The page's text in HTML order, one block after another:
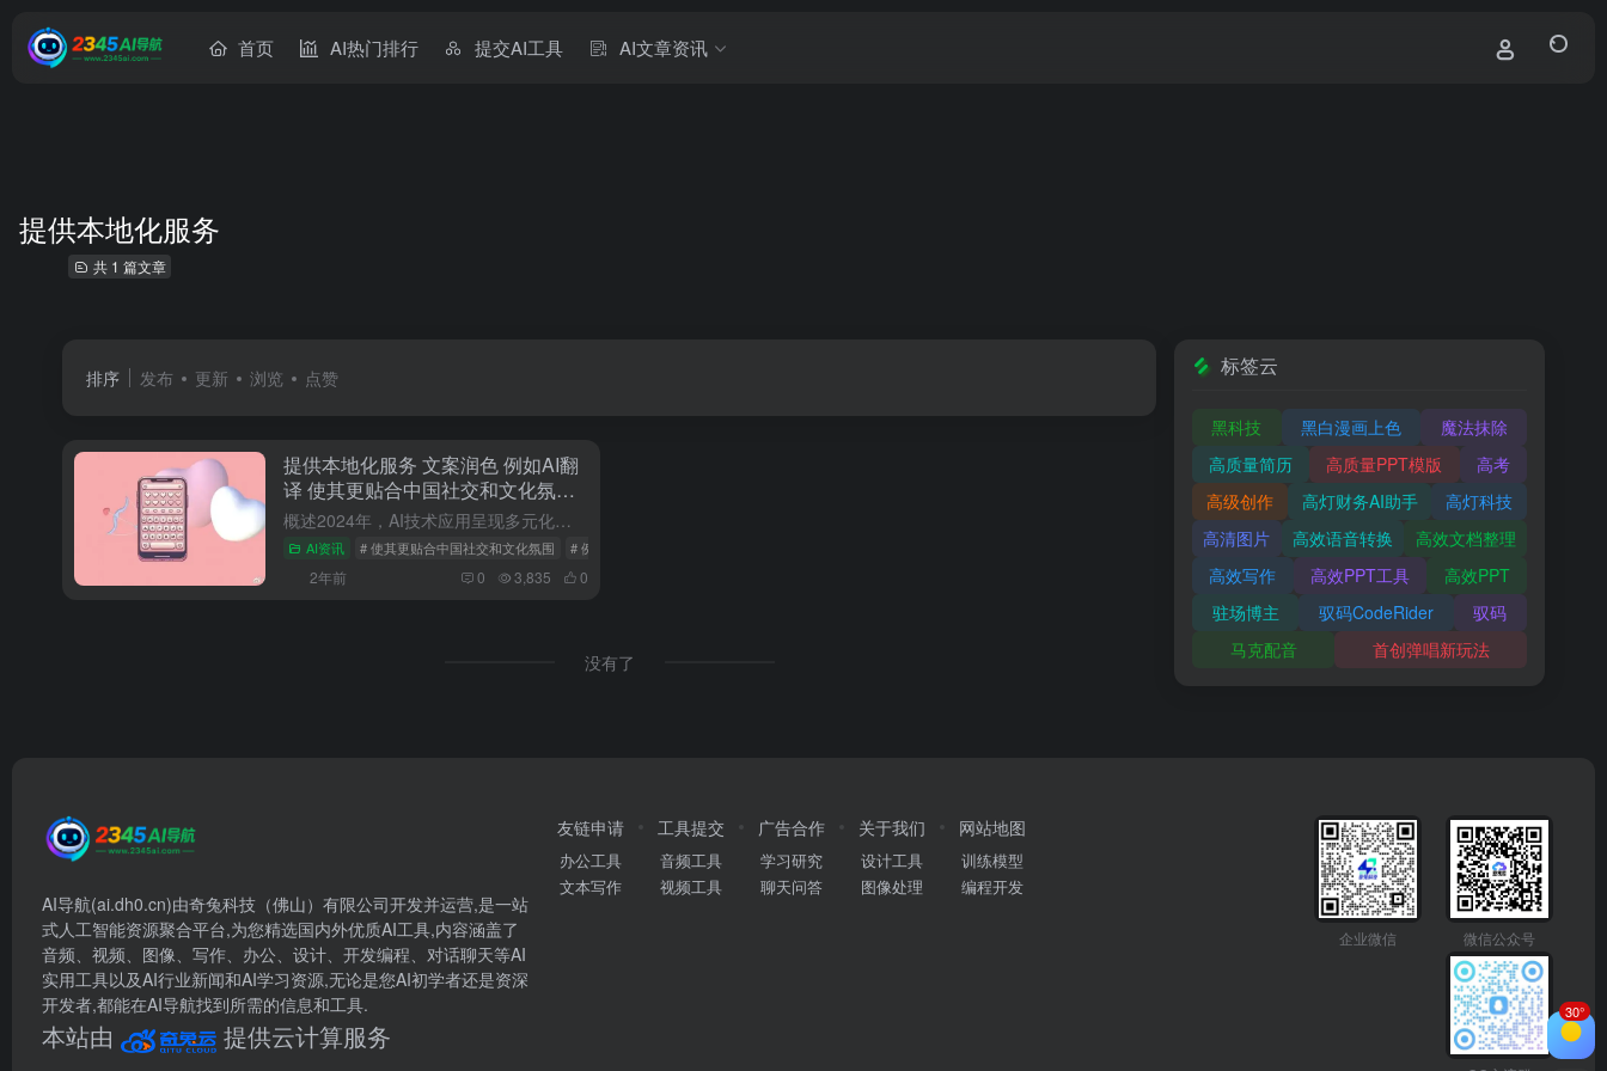
首页 AI热门排行 提交AI工具 AI文章资讯
提供本地化服务
共 1 篇文章
排序 发布 更新 浏览 点赞
提供本地化服务 文案润色 例如AI翻
译 使其更贴合中国社交和文化氛围
商机 消费者喜好分析等 帮助外国博
主调整内容
概述2024年，AI技术应用呈现多元化发展，而最令人瞩目的或许是AI在恋爱领域的应用，社交AI赛道上的赛博伴侣Talkie出海一年狂揽7000万美元，而国内的AI恋爱输入法也表现不俗，如Lovekey...
AI资讯 # 使其更贴合中国社交和文化氛围 # 例如AI翻译
2年前 0 3,835 0
没有了
标签云
黑科技 黑白漫画上色
魔法抹除
高质量简历
高质量PPT模版
高考
高级创作
高灯财务AI助手
高灯科技
高清图片
高效语音转换
高效文档整理
高效写作
高效PPT工具
高效PPT
驻场博主
驭码CodeRider
驭码
马克配音
首创弹唱新玩法
AI导航(ai.dh0.cn)由奇兔科技（佛山）有限公司开发并运营,是一站
式人工智能资源聚合平台,为您精选国内外优质AI工具,内容涵盖了
音频、视频、图像、写作、办公、设计、开发编程、对话聊天等AI
实用工具以及AI行业新闻和AI学习资源,无论是您AI初学者还是资深
开发者,都能在AI导航找到所需的信息和工具.
本站由 提供云计算服务
友链申请
办公工具
文本写作
工具提交
音频工具
视频工具
广告合作
学习研究
聊天问答
关于我们
设计工具
图像处理
网站地图
训练模型
编程开发
企业微信 微信公众号
30°